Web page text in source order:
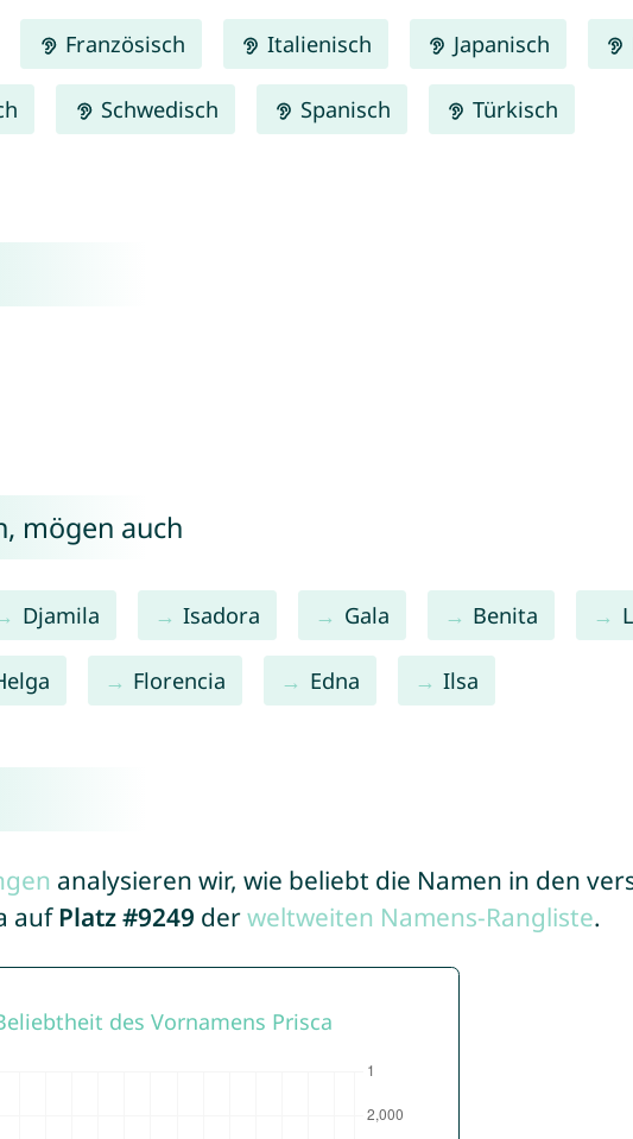
Französisch Italienisch Japanisch
Schwedisch Spanisch Türkisch
mögen auch
Djamila Isadora Gala Benita
Florencia Edna Ilsa
analysieren wir, wie beliebt die Namen in den
auf Platz #9249 derweltweiten Namens-Rangliste.